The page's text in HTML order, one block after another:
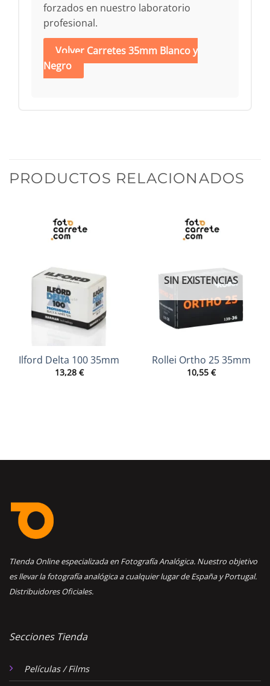
forzados en nuestro laboratorio
profesional.
Volver Carretes 35mm Blanco y
Negro
PRODUCTOS RELACIONADOS
Ilford Delta 100 35mm
13,28 €
SIN EXISTENCIAS
Rollei Ortho 25 35mm
10,55 €
TIenda Online especializada en Fotografía Analógica. Nuestro objetivo
es llevar la fotografía analógica a cualquier lugar de España y Portugal.
Distribuidores Oficiales.
Secciones Tienda
Películas / Films